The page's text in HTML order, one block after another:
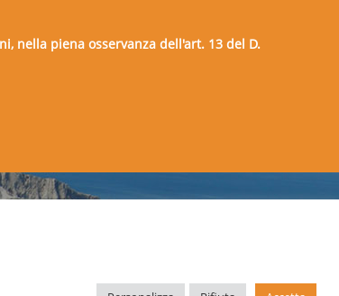
nella piena osservanza dell'art. 13 del D.